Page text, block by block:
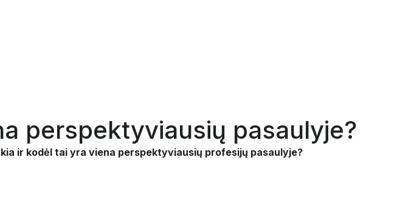
perspektyviausių pasaulyje?
ir kodėl tai yra viena perspektyviausių profesijų pasaulyje?